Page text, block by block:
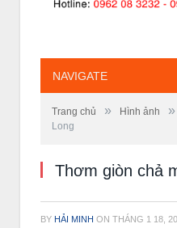
NAVIGATE
Trang chủ » Hình ảnh »
Long
Thơm giòn chả
BY HẢI MINH ON THÁNG 1 18,